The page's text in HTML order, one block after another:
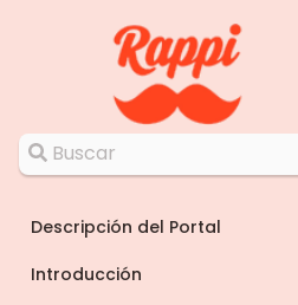
Descripción del Portal
Introducción